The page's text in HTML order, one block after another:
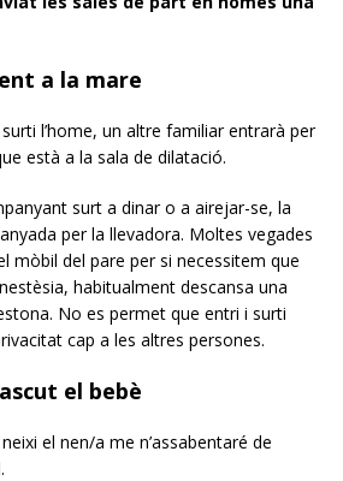
a la mare
l’home, un altre familiar entrarà per
està a la sala de dilatació.
surt a dinar o a airejar-se, la
per la llevadora. Moltes vegades
mòbil del pare per si necessitem que
habitualment descansa una
No es permet que entri i surti
cap a les altres persones.
el bebè
el nen/a me n’assabentaré de
.